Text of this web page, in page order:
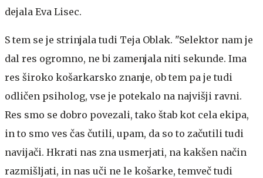
dejala Eva Lisec.
S tem se je strinjala tudi Teja Oblak. "Selektor nam je
dal res ogromno, ne bi zamenjala niti sekunde. Ima
res široko košarkarsko znanje, ob tem pa je tudi
odličen psiholog, vse je potekalo na najvišji ravni.
Res smo se dobro povezali, tako štab kot cela ekipa,
in to smo ves čas čutili, upam, da so to začutili tudi
navijači. Hkrati nas zna usmerjati, na kakšen način
razmišljati, in nas uči ne le košarke, temveč tudi